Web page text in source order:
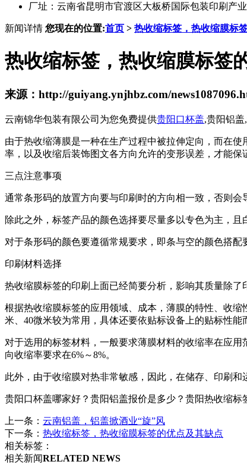
厂址：云南省昆明市官渡区大板桥国际包装印刷产
新闻详情 您现在的位置:首页 > 热收缩标签，热收缩膜标
热收缩标签，热收缩膜标签
来源：http://guiyang.ynjhbz.com/
云南锦华包装有限公司为您免费提供贵阳口杯盖,贵阳铝
由于热收缩薄膜是一种在生产过程中被拉伸定向，而在
率，以及收缩后装饰图文各方向允许的变形误差，才能
三点注意事项
通常条形码的放置方向要与印刷时的方向相一致，否则
除此之外，标签产品的颜色选择要尽量多以专色为主，
对于条形码的颜色要遵循常规要求，即条与空的颜色搭配
印刷材料选择
热收缩膜标签的印刷上面已经简要分析，影响其质量除
根据热收缩膜标签的应用领域、成本，薄膜的特性、收
米、40微米较为常用，具体还要依贴标设备上的贴标性能
对于选用的标签材料，一般要求薄膜材料的收缩率在应用
向收缩率要求在6%～8%。
此外，由于收缩膜对热非常敏感，因此，在储存、印刷和
贵阳口杯盖哪家好？贵阳铝盖报价是多少？贵阳热收缩
上一条： 云南铝盖，铝盖掀酒业“旋”风
下一条： 热收缩标签，热收缩膜标签的优点及其缺点
相关标签：
相关新闻RELATED NEWS